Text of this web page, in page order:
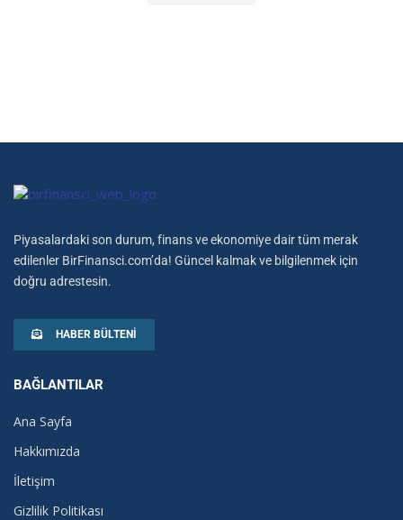
Piyasalardaki son durum, finans ve ekonomiye dair tüm merak
edilenler BirFinansci.com’da! Güncel kalmak ve bilgilenmek için
doğru adrestesin.
HABER BÜLTENI
BAĞLANTILAR
Ana Sayfa
Hakkımızda
İletişim
Gizlilik Politikası